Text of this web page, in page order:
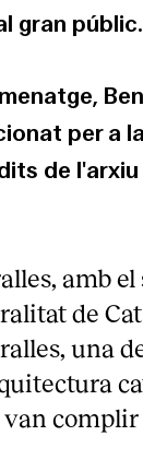
gran públic.
per a
de
amb
de
una
complir